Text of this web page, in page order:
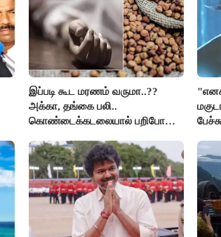
இப்படி கூட மரணம் வருமா..??
அக்கா, தங்கை பலி..
கொண்டைக்கடலையால் பறிபோன